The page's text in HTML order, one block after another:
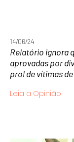
14/06/24
Relatório ignora
aprovadas por
prol de vítimas
Leia a Opinião